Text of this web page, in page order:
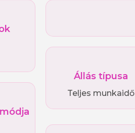
Állás típusa
Teljes munkaidő